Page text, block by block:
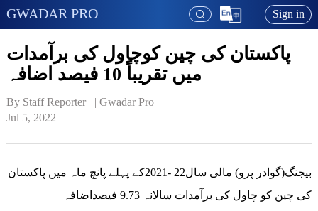
GWADAR PRO Sign in
پاکستان کی چین کوچاول کی برآمدات
میں تقریباً 10 فیصد اضافہ
By Staff Reporter   | Gwadar Pro
Jul 5, 2022
بیجنگ(گوادر پرو) مالی سال22 -2021کے پہلے پانچ ماہ میں پاکستان
کی چین کو چاول کی برآمدات سالانہ 9.73 فیصداضافہ